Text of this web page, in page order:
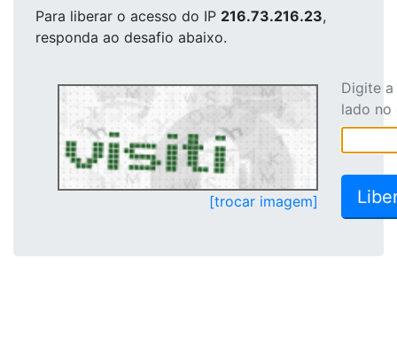
Para liberar o acesso do IP 216.73.216.23,
responda ao desafio abaixo.
[trocar imagem]
Digite
lado no